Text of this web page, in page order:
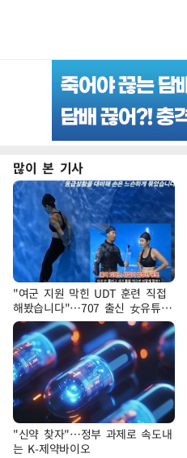
많이 본 기사
"여군 지원 막힌 UDT 훈련 직접
해봤습니다"…707 출신 女유튜버
'완벽 소화'
"신약 찾자"…정부 과제로 속도내
는 K-제약바이오